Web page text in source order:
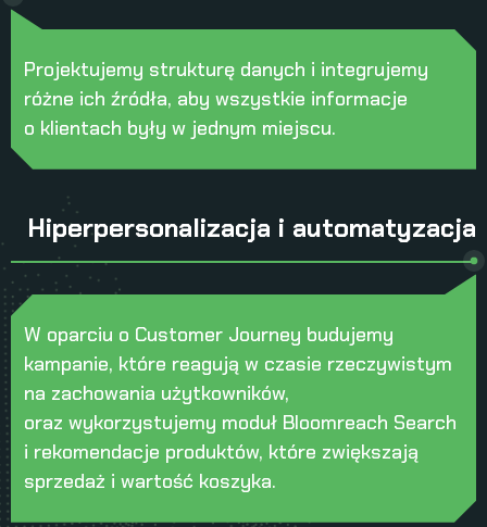
Projektujemy strukturę danych i integrujemy
różne ich źródła, aby wszystkie informacje
o klientach były w jednym miejscu.
Hiperpersonalizacja i automatyzacja
W oparciu o Customer Journey budujemy
kampanie, które reagują w czasie rzeczywistym
na zachowania użytkowników,
oraz wykorzystujemy moduł Bloomreach Search
i rekomendacje produktów, które zwiększają
sprzedaż i wartość koszyka.